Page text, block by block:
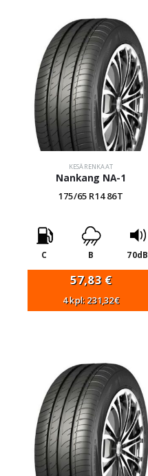
KESÄRENKAAT
Nankang NA-1
175/65 R14 86T
C B 70dB
57,83 €
4 kpl: 231,32€